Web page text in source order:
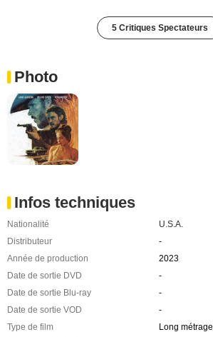
5 Critiques Spectateurs
Photo
Infos techniques
Nationalité
U.S.A.
Distributeur
-
Année de production
2023
Date de sortie DVD
-
Date de sortie Blu-ray
-
Date de sortie VOD
-
Type de film
Long métrage